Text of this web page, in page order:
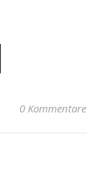
0 Kommentare